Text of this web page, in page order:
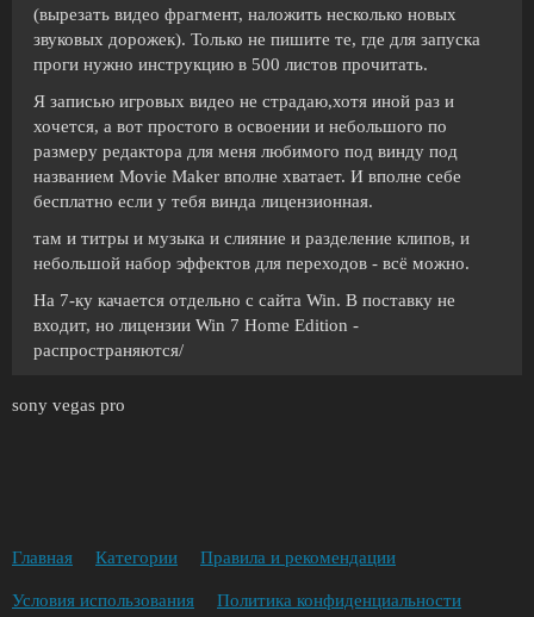
(вырезать видео фрагмент, наложить несколько новых
звуковых дорожек). Только не пишите те, где для запуска
проги нужно инструкцию в 500 листов прочитать.
Я записью игровых видео не страдаю,хотя иной раз и
хочется, а вот простого в освоении и небольшого по
размеру редактора для меня любимого под винду под
названием Movie Maker вполне хватает. И вполне себе
бесплатно если у тебя винда лицензионная.
там и титры и музыка и слияние и разделение клипов, и
небольшой набор эффектов для переходов - всё можно.
На 7-ку качается отдельно с сайта Win. В поставку не
входит, но лицензии Win 7 Home Edition -
распространяются/
sony vegas pro
Главная Категории Правила и рекомендации
Условия использования Политика конфиденциальности